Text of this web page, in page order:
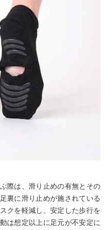
際は、滑り止めの有無とその
裏に滑り止めが施されている
クを軽減し、安定した歩行を
は想定以上に足元が不安定に